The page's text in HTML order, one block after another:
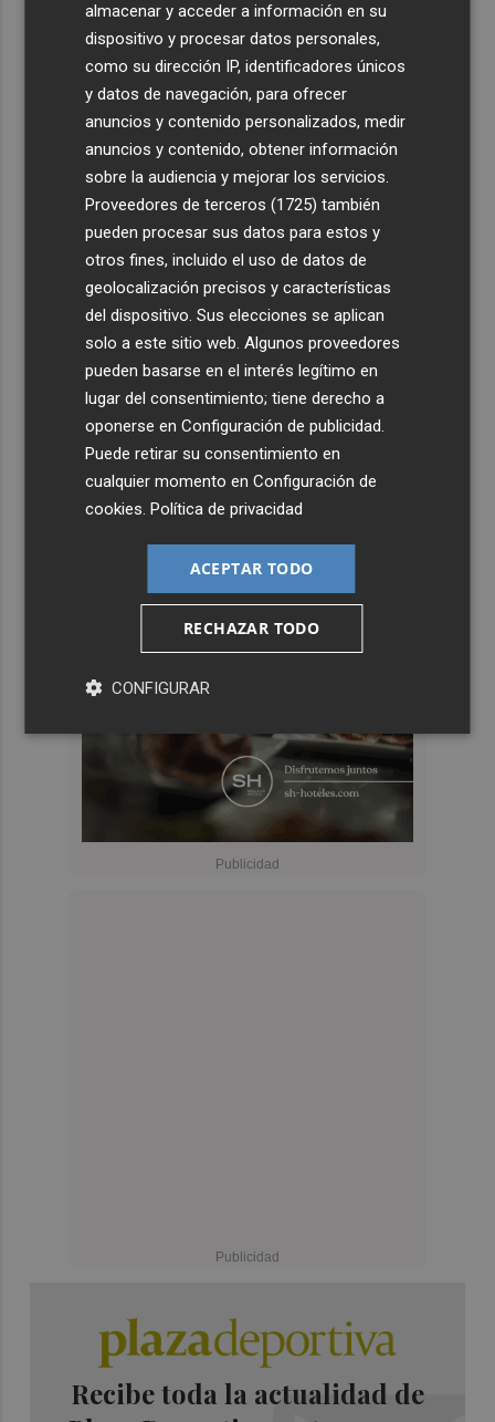
Recibe toda la actualidad de
almacenar y acceder a información en su
dispositivo y procesar datos personales,
como su dirección IP, identificadores únicos
y datos de navegación, para ofrecer
anuncios y contenido personalizados, medir
anuncios y contenido, obtener información
sobre la audiencia y mejorar los servicios.
Proveedores de terceros (1725) también
pueden procesar sus datos para estos y
otros fines, incluido el uso de datos de
geolocalización precisos y características
del dispositivo. Sus elecciones se aplican
solo a este sitio web. Algunos proveedores
pueden basarse en el interés legítimo en
lugar del consentimiento; tiene derecho a
oponerse enConfiguración de publicidad.
Puede retirar su consentimiento en
cualquier momento enConfiguración de
cookies.Política de privacidad
ACEPTAR TODO
RECHAZAR TODO
CONFIGURAR